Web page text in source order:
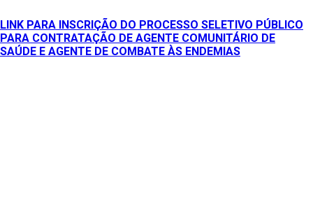
LINK PARA INSCRIÇÃO DO PROCESSO SELETIVO PÚBLICO
PARA CONTRATAÇÃO DE AGENTE COMUNITÁRIO DE
SAÚDE E AGENTE DE COMBATE ÀS ENDEMIAS